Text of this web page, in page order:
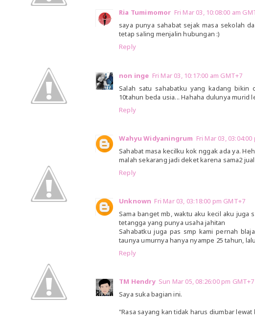
Ria Tumimomor Fri Mar 03, 10:08:00 am
saya punya sahabat sejak masa sekolah
tetap saling menjalin hubungan :)
Reply
non inge Fri Mar 03, 10:17:00 am GMT+7
Salah satu sahabatku yang kadang
10tahun beda usia... Hahaha dulunya murid
Reply
Wahyu Widyaningrum Fri Mar 03,
Sahabat masa kecilku kok nggak ada ya.
malah sekarang jadi deket karena sama2
Reply
Unknown Fri Mar 03, 03:18:00 pm GMT+7
Sama banget mb, waktu aku kecil aku
tetangga yang punya usaha jahitan
Sahabatku juga pas smp kami pernah
taunya umurnya hanya nyampe 25 tahun,
Reply
TM Hendry Sun Mar 05, 08:26:00 pm GMT+7
Saya suka bagian ini.
"Rasa sayang kan tidak harus diumbar